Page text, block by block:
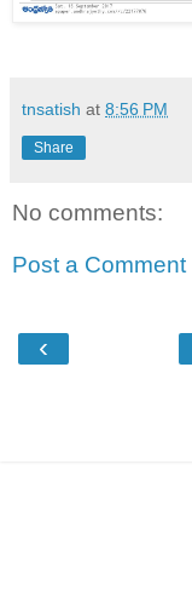
tnsatish at 8:56 PM
Share
No comments:
Post a Comment
‹